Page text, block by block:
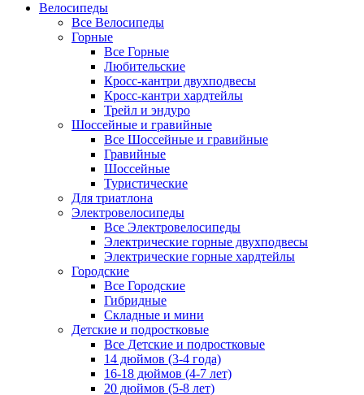
Велосипеды
Все Велосипеды
Горные
Все Горные
Любительские
Кросс-кантри двухподвесы
Кросс-кантри хардтейлы
Трейл и эндуро
Шоссейные и гравийные
Все Шоссейные и гравийные
Гравийные
Шоссейные
Туристические
Для триатлона
Электровелосипеды
Все Электровелосипеды
Электрические горные двухподвесы
Электрические горные хардтейлы
Городские
Все Городские
Гибридные
Складные и мини
Детские и подростковые
Все Детские и подростковые
14 дюймов (3-4 года)
16-18 дюймов (4-7 лет)
20 дюймов (5-8 лет)